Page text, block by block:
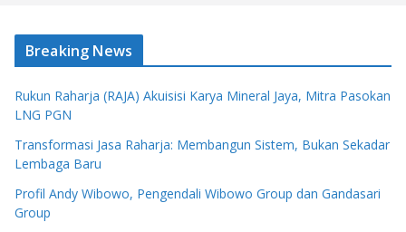
Breaking News
Rukun Raharja (RAJA) Akuisisi Karya Mineral Jaya, Mitra Pasokan
LNG PGN
Transformasi Jasa Raharja: Membangun Sistem, Bukan Sekadar
Lembaga Baru
Profil Andy Wibowo, Pengendali Wibowo Group dan Gandasari
Group